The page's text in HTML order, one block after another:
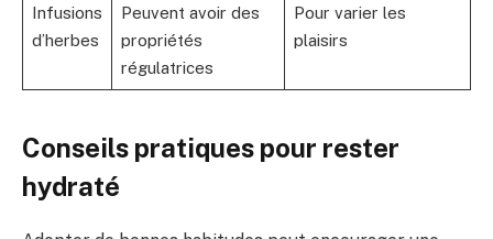
Infusions
d’herbes
Peuvent avoir des
propriétés
régulatrices
Pour varier les
plaisirs
Conseils pratiques pour rester
hydraté